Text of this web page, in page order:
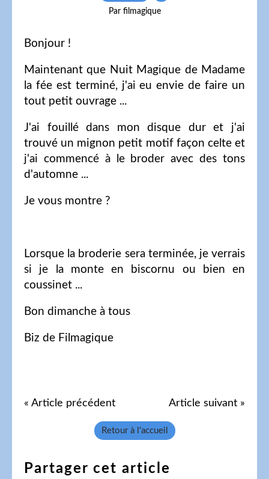
Par filmagique
Bonjour !
Maintenant que Nuit Magique de Madame
la fée est terminé, j'ai eu envie de faire un
tout petit ouvrage ...
J'ai fouillé dans mon disque dur et j'ai
trouvé un mignon petit motif façon celte et
j'ai commencé à le broder avec des tons
d'automne ...
Je vous montre ?
Lorsque la broderie sera terminée, je verrais
si je la monte en biscornu ou bien en
coussinet ...
Bon dimanche à tous
Biz de Filmagique
« Article précédent Article suivant »
Retour à l'accueil
Partager cet article